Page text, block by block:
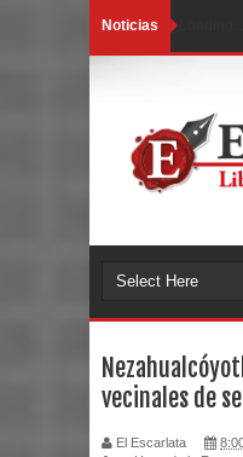
Noticias
vecinales de
El Escarlata